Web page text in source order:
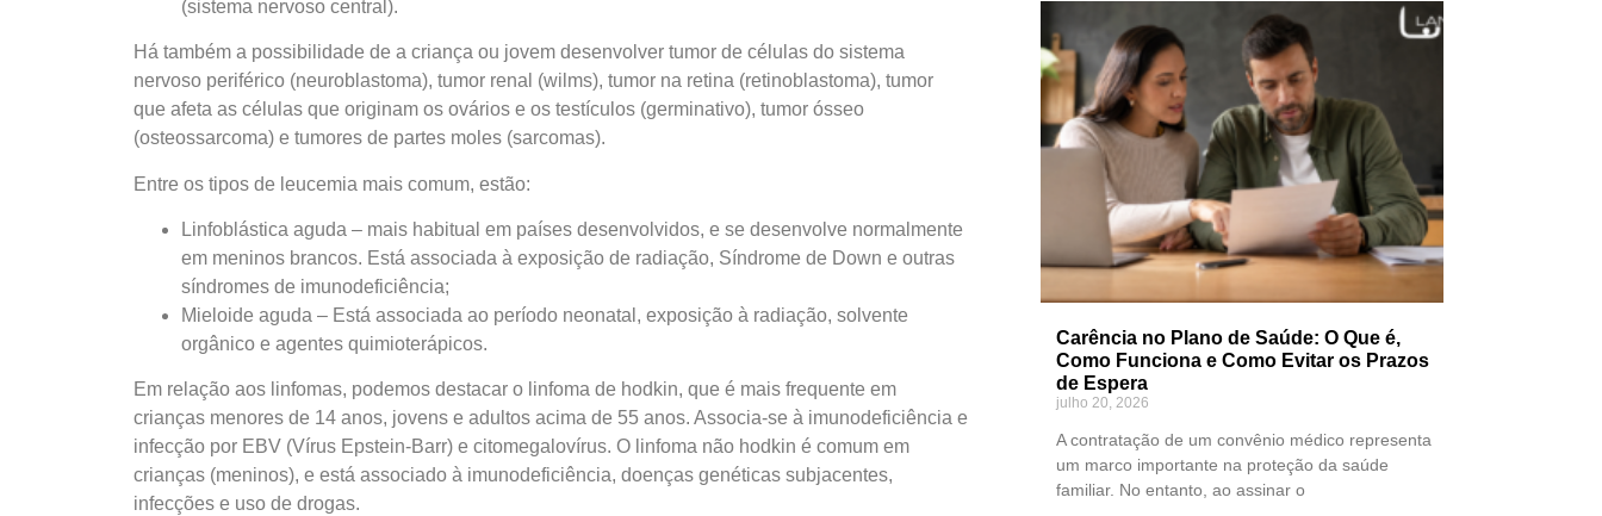
(sistema nervoso central).
Há também a possibilidade de a criança ou jovem desenvolver tumor de células do sistema
nervoso periférico (neuroblastoma), tumor renal (wilms), tumor na retina (retinoblastoma), tumor
que afeta as células que originam os ovários e os testículos (germinativo), tumor ósseo
(osteossarcoma) e tumores de partes moles (sarcomas).
Entre os tipos de leucemia mais comum, estão:
Linfoblástica aguda – mais habitual em países desenvolvidos, e se desenvolve normalmente
em meninos brancos. Está associada à exposição de radiação, Síndrome de Down e outras
síndromes de imunodeficiência;
Mieloide aguda – Está associada ao período neonatal, exposição à radiação, solvente
orgânico e agentes quimioterápicos.
Em relação aos linfomas, podemos destacar o linfoma de hodkin, que é mais frequente em
crianças menores de 14 anos, jovens e adultos acima de 55 anos. Associa-se à imunodeficiência e
infecção por EBV (Vírus Epstein-Barr) e citomegalovírus. O linfoma não hodkin é comum em
crianças (meninos), e está associado à imunodeficiência, doenças genéticas subjacentes,
infecções e uso de drogas.
Carência no Plano de Saúde: O Que é,
Como Funciona e Como Evitar os Prazos
de Espera
julho 20, 2026
A contratação de um convênio médico representa
um marco importante na proteção da saúde
familiar. No entanto, ao assinar o